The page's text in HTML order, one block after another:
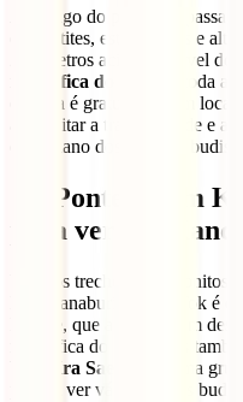
Ao longo do percurso,
estalactites, estalagmites e
200 metros acima do nível
magnífica do rio
e de toda a
entrada é gratuita e é um
aproveitar a tranquilidade e
quotidiano dos monges
10. Ponte Tham
para ver em
Um dos trechos mais bonitos
Kanchanaburi e Nam Tok é o
Krasae, que atravessa um
magnífica do rio. Podes
Wat Kra Sae Cave
, uma
podem ver vários altares